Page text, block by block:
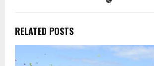
RELATED POSTS